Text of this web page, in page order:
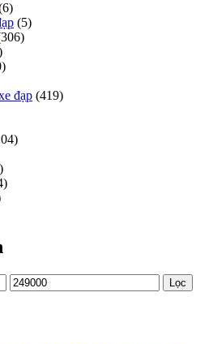
(5)
đạp (419)
Giá
cao
Lọc